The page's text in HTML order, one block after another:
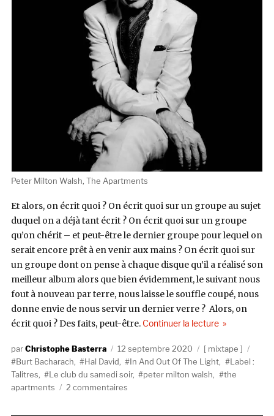
Peter Milton Walsh, The Apartments
Et alors, on écrit quoi ? On écrit quoi sur un groupe au sujet
duquel on a déjà tant écrit ? On écrit quoi sur un groupe
qu’on chérit – et peut-être le dernier groupe pour lequel on
serait encore prêt à en venir aux mains ? On écrit quoi sur
un groupe dont on pense à chaque disque qu’il a réalisé son
meilleur album alors que bien évidemment, le suivant nous
fout à nouveau par terre, nous laisse le souffle coupé, nous
donne envie de nous servir un dernier verre ? Alors, on
écrit quoi ? Des faits, peut-être. Continuer la lecturede « Le club
AuteurChristophe Basterra
Publié
le
12 septembre 2020 Catégories
mixtape
Burt Bacharach, Hal David, In And Out Of The Light,
Label :
Talitres, Le club du samedi soir, peter milton walsh,
the
apartments
2 commentairessur